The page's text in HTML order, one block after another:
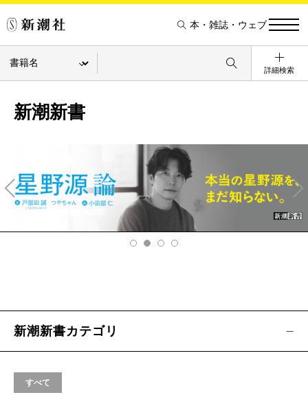
本・雑誌・ウェブ
詳細検索
新潮新書
v
Ne
xt
新潮新書カテゴリ
すべて